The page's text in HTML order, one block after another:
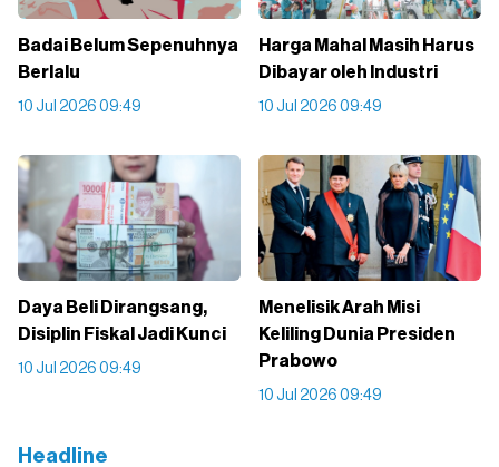
Badai Belum Sepenuhnya
Berlalu
10 Jul 2026 09:49
Harga Mahal Masih Harus
Dibayar oleh Industri
10 Jul 2026 09:49
Daya Beli Dirangsang,
Disiplin Fiskal Jadi Kunci
10 Jul 2026 09:49
Menelisik Arah Misi
Keliling Dunia Presiden
Prabowo
10 Jul 2026 09:49
Headline